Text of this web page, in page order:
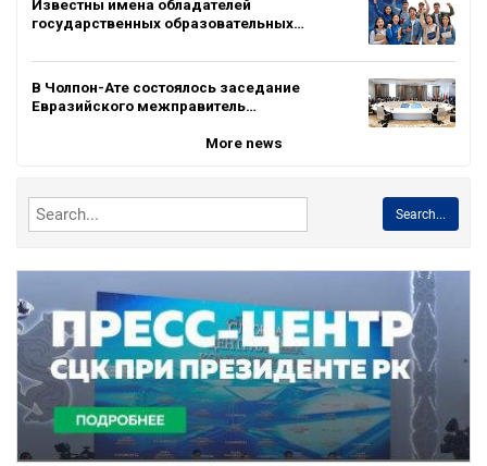
Известны имена обладателей
государственных образовательных…
В Чолпон-Ате состоялось заседание
Евразийского межправитель…
More news
Search...